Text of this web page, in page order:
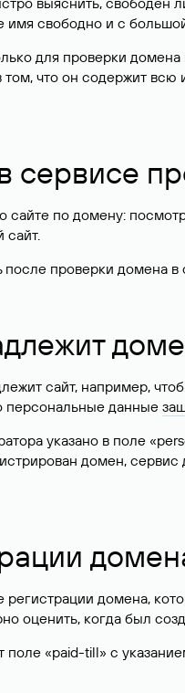
имя свободно и с
для проверки
что он содержит
сервисе
по домену:
сайт.
проверки домена в
сайт, например,
персональные данные
указано в поле
домен,
домена,
оценить, когда был
«paid-till» с